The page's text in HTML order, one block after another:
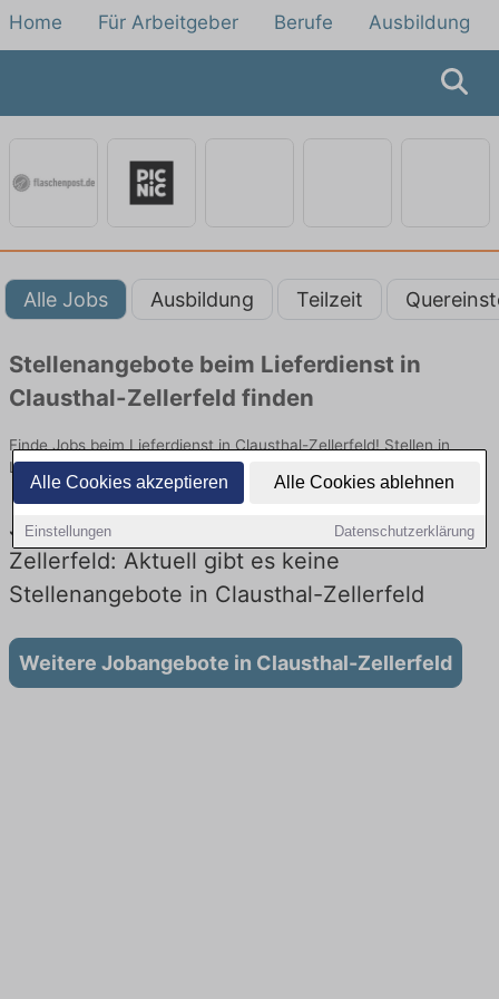
Alle Cookies akzeptieren Alle Cookies ablehnen
Einstellungen Datenschutzerklärung
Home Für Arbeitgeber Berufe Ausbildung
Alle Jobs Ausbildung Teilzeit
Stellenangebote beim Lieferdienst in
Clausthal-Zellerfeld finden
Finde Jobs beim Lieferdienst in Clausthal-Zellerfeld! Stellen in
Logistik. Jetzt bewerben!
Jobs beim Lieferdienst in Clausthal-
Zellerfeld: Aktuell gibt es keine
Stellenangebote in Clausthal-Zellerfeld
Weitere Jobangebote in Clausthal-Zellerfeld